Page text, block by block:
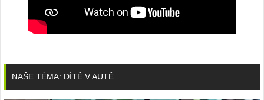
NAŠE TÉMA: DÍTĚ V AUTĚ